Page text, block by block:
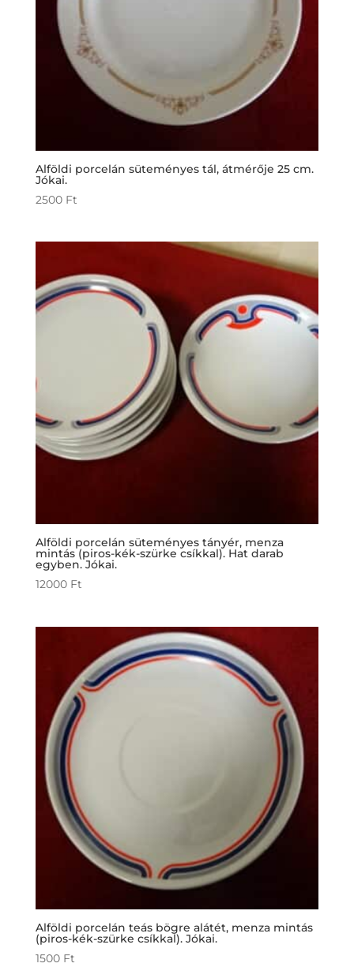
Alföldi porcelán süteményes tál, átmérője 25 cm.
Jókai.
2500 Ft
Alföldi porcelán süteményes tányér, menza
mintás (piros-kék-szürke csíkkal). Hat darab
egyben. Jókai.
12000 Ft
Alföldi porcelán teás bögre alátét, menza mintás
(piros-kék-szürke csíkkal). Jókai.
1500 Ft